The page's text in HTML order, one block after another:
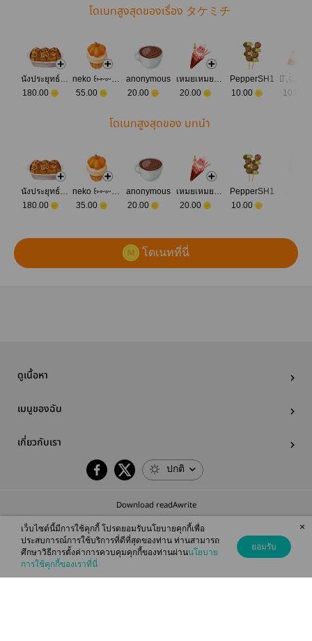
โดเนทสูงสุดของเรื่อง タケミチ
นังประยุทธ์นังแพศยา
180.00
neko ꒰⑅ᵕ༚ᵕ꒱˖ ♪
55.00
anonymous
20.00
เหมยเหมยชอบนิยาย
20.00
PepperSH1
10.00
10.00
โดเนทสูงสุดของ บทนำ
นังประยุทธ์นังแพศยา
180.00
neko ꒰⑅ᵕ༚ᵕ꒱˖ ♪
35.00
anonymous
20.00
เหมยเหมยชอบนิยาย
20.00
PepperSH1
10.00
โดเนทที่นี่
ดูเนื้อหา
เมนูของฉัน
เกี่ยวกับเรา
ปกติ
Download readAwrite
© 2026 readAwrite.com by MEB Corporation Public Company Limited
This site is protected by reCAPTCHA and the Google
เว็บไซต์นี้มีการใช้คุกกี้ โปรดยอมรับนโยบายคุกกี้เพื่อ
ประสบการณ์การใช้บริการที่ดีที่สุดของท่าน ท่านสามารถ
ศึกษาวิธีการตั้งค่าการควบคุมคุกกี้ของท่านผ่านนโยบาย
การใช้คุกกี้ของเราที่นี่
ยอมรับ
×